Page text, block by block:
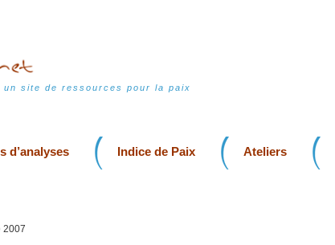
un site de ressources pour la paix
d’analyses Indice de Paix Ateliers
2007